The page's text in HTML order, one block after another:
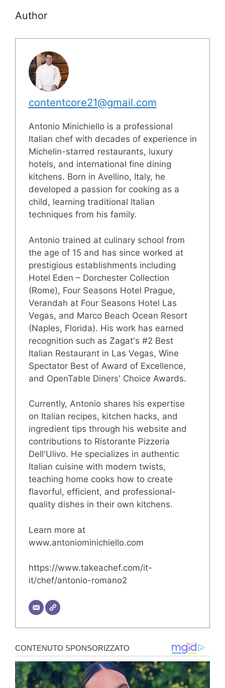
Author
contentcore21@gmail.com
Antonio Minichiello is a professional
Italian chef with decades of experience in
Michelin-starred restaurants, luxury
hotels, and international fine dining
kitchens. Born in Avellino, Italy, he
developed a passion for cooking as a
child, learning traditional Italian
techniques from his family.
Antonio trained at culinary school from
the age of 15 and has since worked at
prestigious establishments including
Hotel Eden – Dorchester Collection
(Rome), Four Seasons Hotel Prague,
Verandah at Four Seasons Hotel Las
Vegas, and Marco Beach Ocean Resort
(Naples, Florida). His work has earned
recognition such as Zagat's #2 Best
Italian Restaurant in Las Vegas, Wine
Spectator Best of Award of Excellence,
and OpenTable Diners' Choice Awards.
Currently, Antonio shares his expertise
on Italian recipes, kitchen hacks, and
ingredient tips through his website and
contributions to Ristorante Pizzeria
Dell'Ulivo. He specializes in authentic
Italian cuisine with modern twists,
teaching home cooks how to create
flavorful, efficient, and professional-
quality dishes in their own kitchens.
Learn more at
www.antoniominichiello.com
https://www.takeachef.com/it-
it/chef/antonio-romano2